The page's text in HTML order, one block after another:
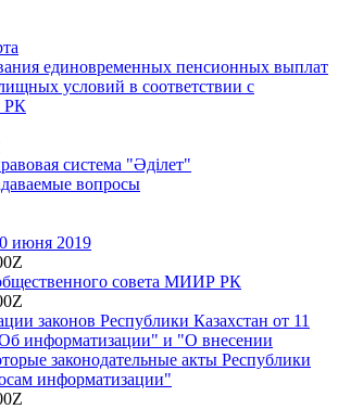
единовременных пенсионных выплат
условий в соответствии с
РК
система "Әділет"
вопросы
июня 2019
совета МИИР РК
законов Республики Казахстан от 11
информатизации" и "О внесении
законодательные акты Республики
информатизации"